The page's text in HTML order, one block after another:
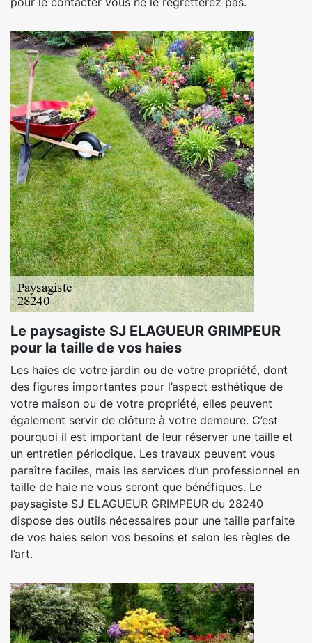
Le paysagiste SJ ELAGUEUR GRIMPEUR
pour la taille de vos haies
Les haies de votre jardin ou de votre propriété, dont
des figures importantes pour l’aspect esthétique de
votre maison ou de votre propriété, elles peuvent
également servir de clôture à votre demeure. C’est
pourquoi il est important de leur réserver une taille et
un entretien périodique. Les travaux peuvent vous
paraître faciles, mais les services d’un professionnel en
taille de haie ne vous seront que bénéfiques. Le
paysagiste SJ ELAGUEUR GRIMPEUR du 28240
dispose des outils nécessaires pour une taille parfaite
de vos haies selon vos besoins et selon les règles de
l’art.